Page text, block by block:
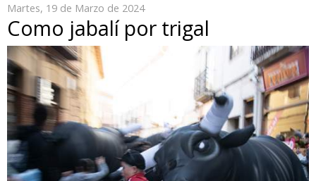
Martes, 19 de Marzo de 2024
Como jabalí por trigal